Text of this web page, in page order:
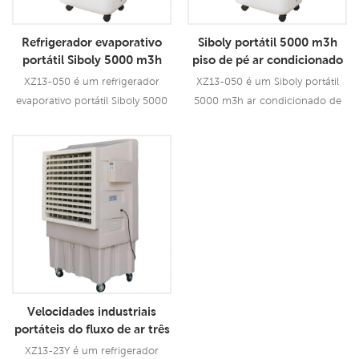
vento mais forte para cobrir uma
área de 80-120m².8
Refrigerador evaporativo
portátil Siboly 5000 m3h
com gabinete PP
XZ13-050 é um refrigerador
evaporativo portátil Siboly 5000
de ar de 5000CMH, 3
velocidades com controle
remoto.
Consulte Mais
Informação
Siboly portátil 5000 m3h
piso de pé ar condicionado
refrigerador ao ar livre
doméstico garagem hotel
XZ13-050 é um Siboly portátil
5000 m3h ar condicionado de
Velocidades industriais
portáteis do fluxo de ar três
do refrigerador 23000 m3h
XZ13-23Y é um refrigerador